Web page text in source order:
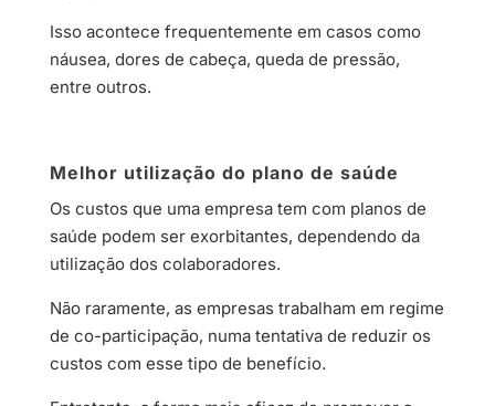
Isso acontece frequentemente em casos como
náusea, dores de cabeça, queda de pressão,
entre outros.
Melhor utilização do plano de saúde
Os custos que uma empresa tem com planos de
saúde podem ser exorbitantes, dependendo da
utilização dos colaboradores.
Não raramente, as empresas trabalham em regime
de co-participação, numa tentativa de reduzir os
custos com esse tipo de benefício.